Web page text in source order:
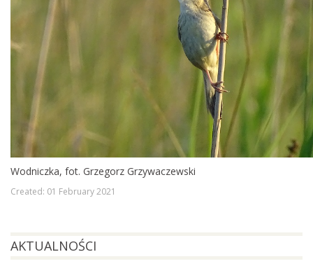
Wodniczka, fot. Grzegorz Grzywaczewski
Created: 01 February 2021
AKTUALNOŚCI